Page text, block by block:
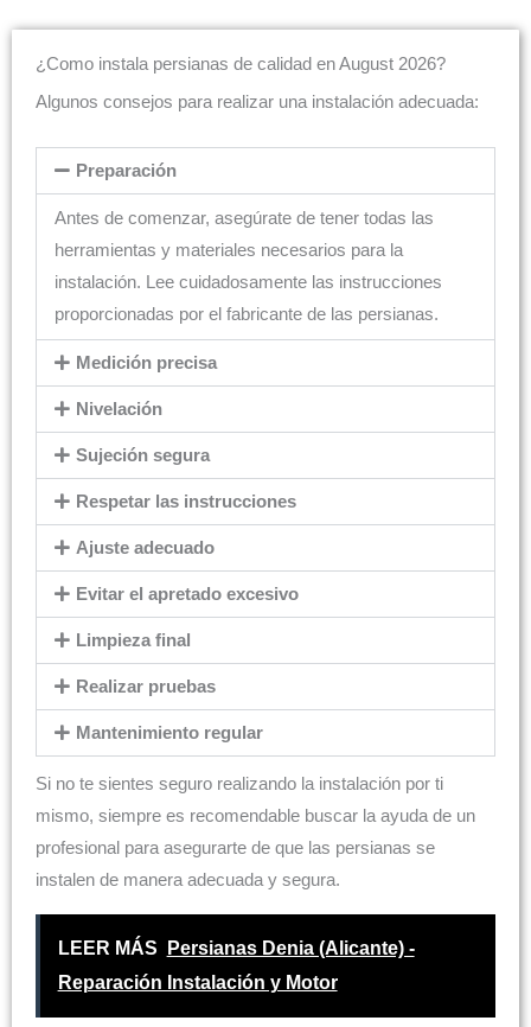
¿Como instala persianas de calidad en August 2026?
Algunos consejos para realizar una instalación adecuada:
Preparación
Antes de comenzar, asegúrate de tener todas las
herramientas y materiales necesarios para la
instalación. Lee cuidadosamente las instrucciones
proporcionadas por el fabricante de las persianas.
Medición precisa
Nivelación
Sujeción segura
Respetar las instrucciones
Ajuste adecuado
Evitar el apretado excesivo
Limpieza final
Realizar pruebas
Mantenimiento regular
Si no te sientes seguro realizando la instalación por ti
mismo, siempre es recomendable buscar la ayuda de un
profesional para asegurarte de que las persianas se
instalen de manera adecuada y segura.
LEER MÁS
Persianas Denia (Alicante) -
Reparación Instalación y Motor